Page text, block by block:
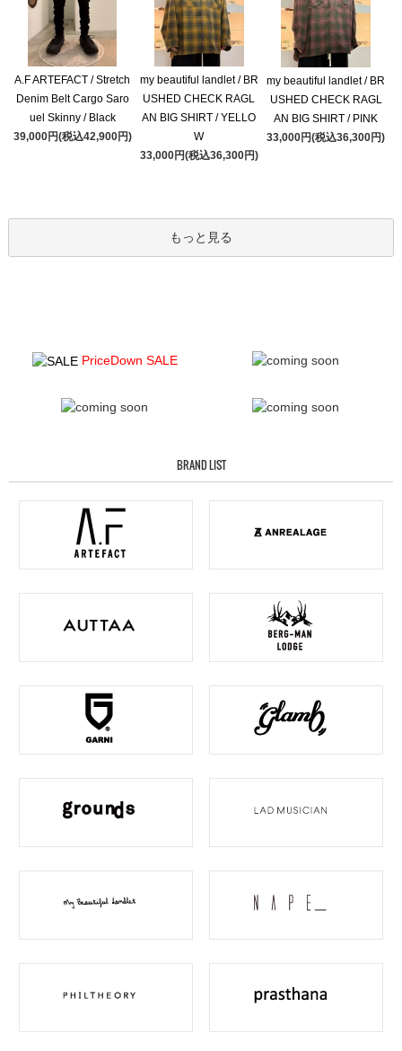
A.F ARTEFACT / Stretch
Denim Belt Cargo Saro
uel Skinny / Black
39,000円(税込42,900円)
my beautiful landlet / BR
USHED CHECK RAGL
AN BIG SHIRT / YELLO
W
33,000円(税込36,300円)
my beautiful landlet / BR
USHED CHECK RAGL
AN BIG SHIRT / PINK
33,000円(税込36,300円)
もっと見る
PriceDown SALE
BRAND LIST